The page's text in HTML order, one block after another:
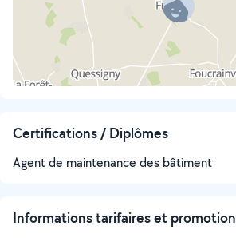
Certifications / Diplômes
Agent de maintenance des bâtiment
Informations tarifaires et